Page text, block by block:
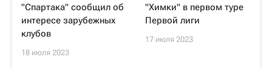
"Спартака" сообщил об
интересе зарубежных
клубов
18 июля 2023
"Химки" в первом туре
Первой лиги
17 июля 2023